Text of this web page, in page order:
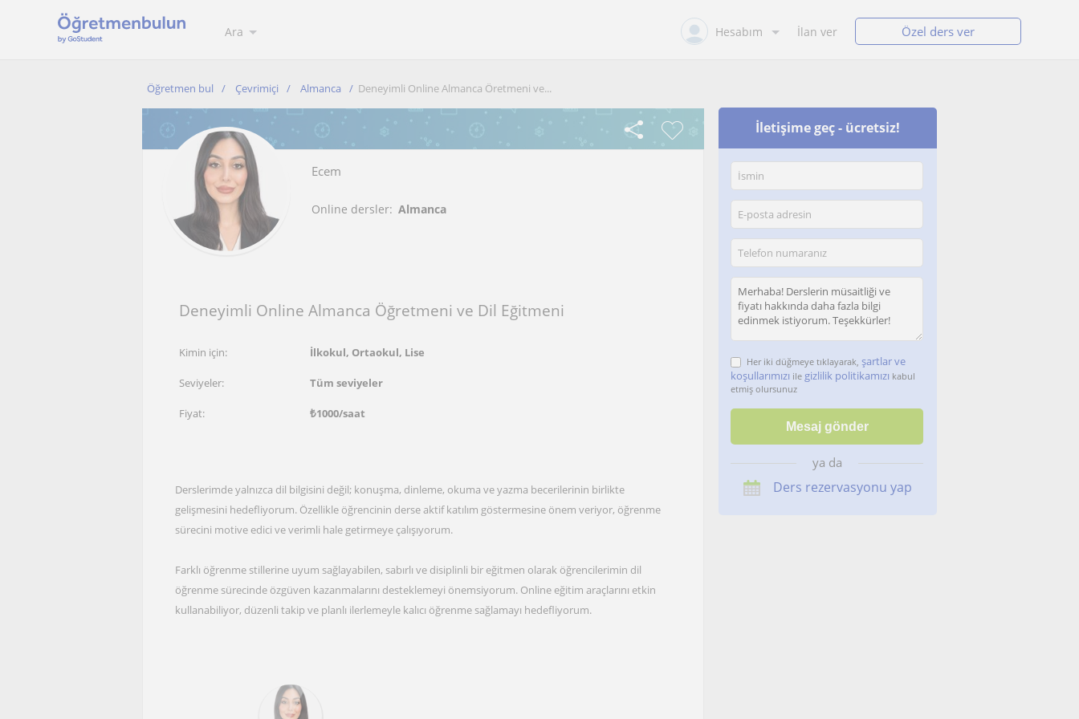
Ara Hesabım İlan ver Özel ders ver
Öğretmen bul Çevrimiçi Almanca Deneyimli Online Almanca Öretmeni ve...
Ecem
Online dersler: Almanca
Deneyimli Online Almanca Öğretmeni ve Dil Eğitmeni
Kimin için: İlkokul, Ortaokul, Lise
Seviyeler: Tüm seviyeler
Fiyat: ₺1000/saat
Derslerimde yalnızca dil bilgisini değil; konuşma, dinleme, okuma ve yazma becerilerinin birlikte
gelişmesini hedefliyorum. Özellikle öğrencinin derse aktif katılım göstermesine önem veriyor, öğrenme
sürecini motive edici ve verimli hale getirmeye çalışıyorum.
Farklı öğrenme stillerine uyum sağlayabilen, sabırlı ve disiplinli bir eğitmen olarak öğrencilerimin dil
öğrenme sürecinde özgüven kazanmalarını desteklemeyi önemsiyorum. Online eğitim araçlarını etkin
kullanabiliyor, düzenli takip ve planlı ilerlemeyle kalıcı öğrenme sağlamayı hedefliyorum.
İletişime geç - ücretsiz!
Her iki düğmeye tıklayarak, şartlar ve
koşullarımızı ile gizlilik politikamızı kabul
etmiş olursunuz
ya da
Ders rezervasyonu yap